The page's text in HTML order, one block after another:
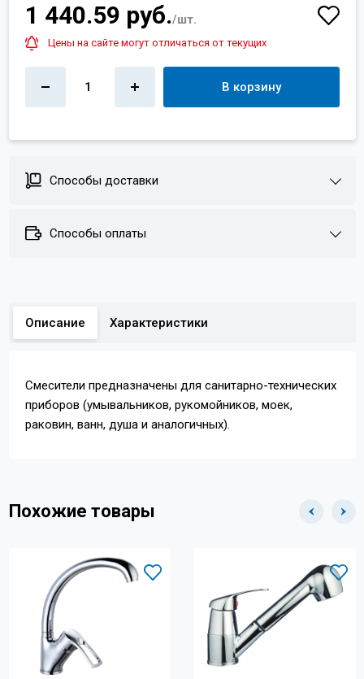
1 440.59 руб./шт.
Цены на сайте могут отличаться от текущих
1 В корзину
Способы доставки
Способы оплаты
Описание Характеристики
Смесители предназначены для санитарно-технических
приборов (умывальников, рукомойников, моек,
раковин, ванн, душа и аналогичных).
Похожие товары